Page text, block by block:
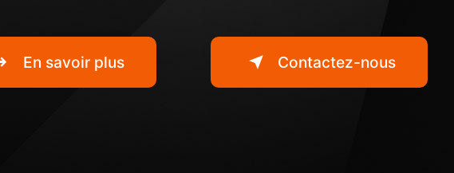
En savoir plus Contactez-nous